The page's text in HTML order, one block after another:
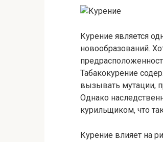
Курение является
новообразований.
Табакокурение
вызывать мутации,
Однако
курильщиком, что
Курение влияет на